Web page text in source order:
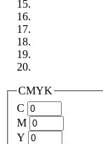
CMYK
C
M
Y